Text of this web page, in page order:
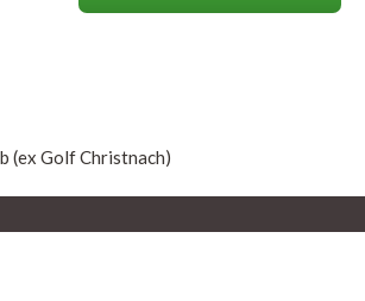
(ex Golf Christnach)